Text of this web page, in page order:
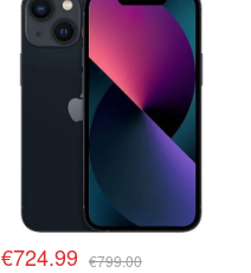
€724.99 €799.00